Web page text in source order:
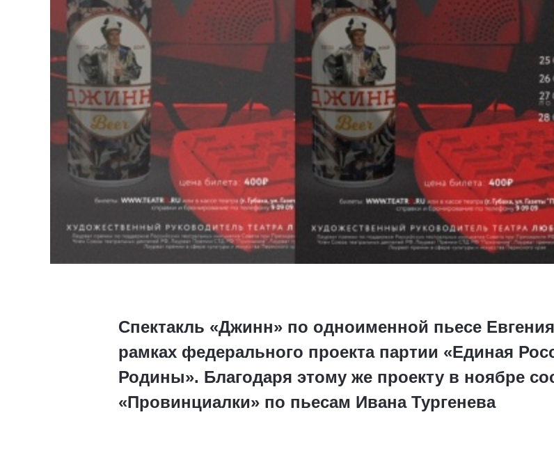
Спектакль «Джинн» по одноименной пьесе
рамках федерального проекта партии «Единая
Родины». Благодаря этому же проекту в ноябре
«Провинциалки» по пьесам Ивана Тургенева